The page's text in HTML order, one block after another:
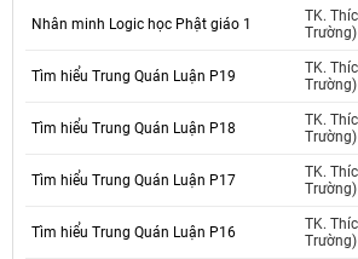
Nhân minh Logic học Phật giáo 1
TK.
Trường)
Tìm hiểu Trung Quán Luận P19
TK.
Trường)
Tìm hiểu Trung Quán Luận P18
TK.
Trường)
Tìm hiểu Trung Quán Luận P17
TK.
Trường)
Tìm hiểu Trung Quán Luận P16
TK.
Trường)